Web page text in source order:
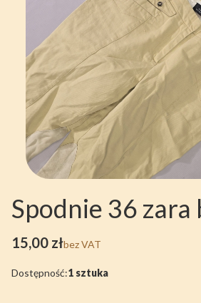
Spodnie 36 zara
Cena
15,00 złbez VAT
Dostępność:1 sztuka